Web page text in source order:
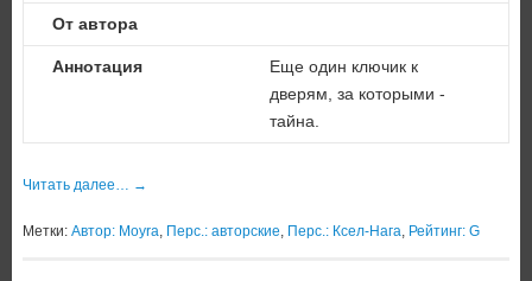
От автора
Аннотация
Еще один ключик к
дверям, за которыми -
тайна.
Читать далее… →
Метки: Автор: Moyra, Перс.: авторские, Перс.: Ксел-Нага, Рейтинг: G